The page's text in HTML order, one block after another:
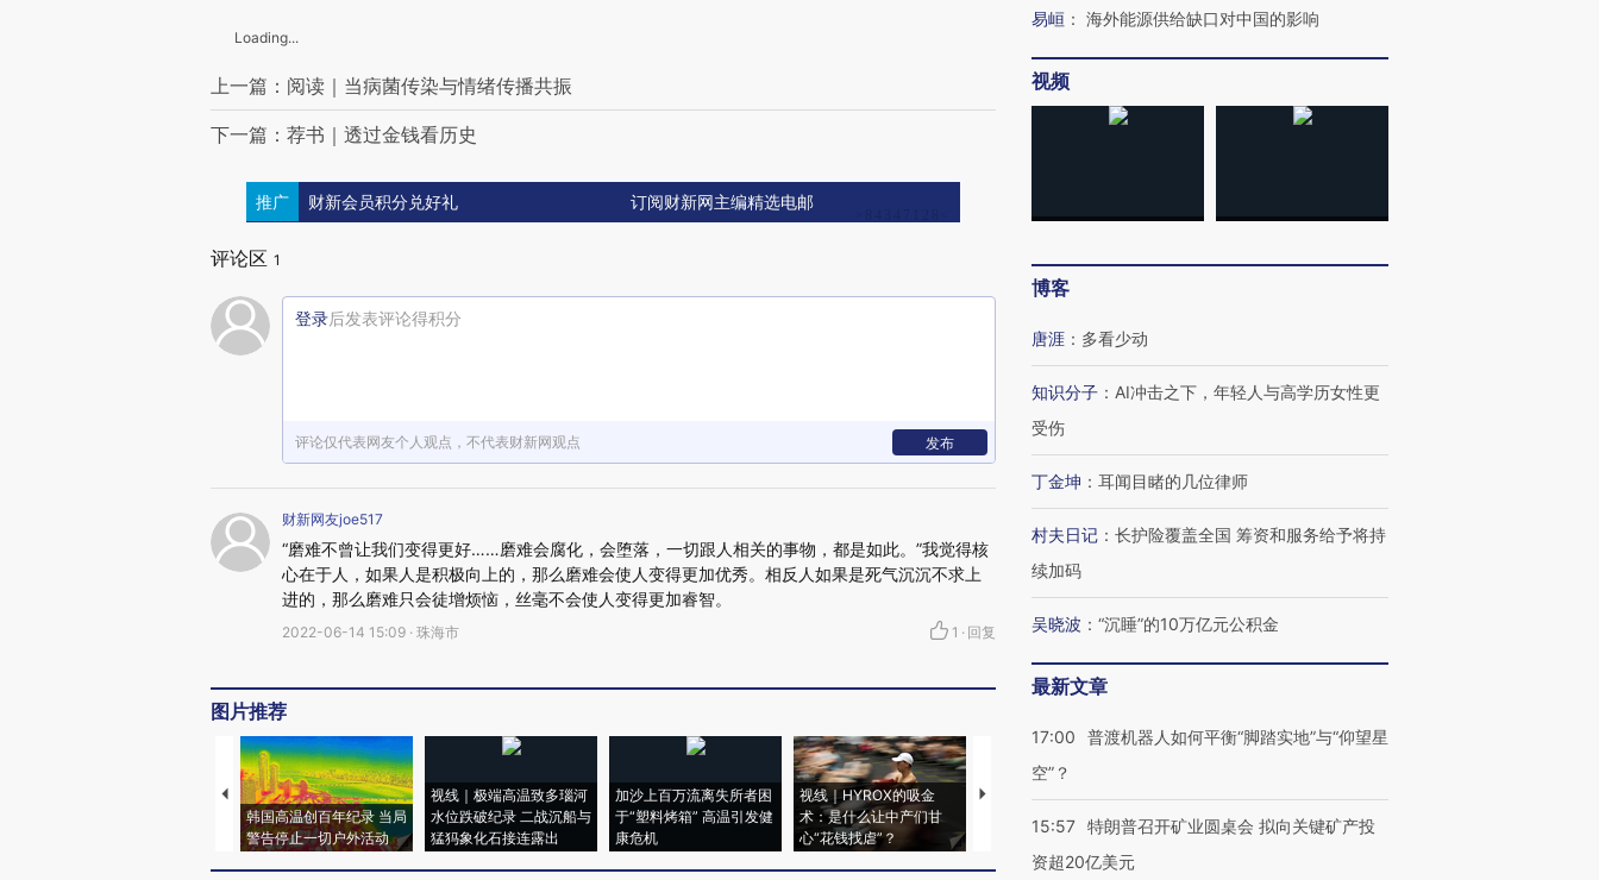
Loading...
上一篇：阅读｜当病菌传染与情绪传播共振
下一篇：荐书｜透过金钱看历史
推广 财新会员积分兑好礼 订阅财新网主编精选电邮
评论区 1
登录后发表评论得积分
评论仅代表网友个人观点，不代表财新网观点 发布
财新网友joe517
“磨难不曾让我们变得更好……磨难会腐化，会堕落，一切跟人相关的事物，都是如此。”我觉得核
心在于人，如果人是积极向上的，那么磨难会使人变得更加优秀。相反人如果是死气沉沉不求上
进的，那么磨难只会徒增烦恼，丝毫不会使人变得更加睿智。
2022-06-14 15:09 · 珠海市 1 · 回复
图片推荐
韩国高温创百年纪录 当局
警告停止一切户外活动
视线｜极端高温致多瑙河
水位跌破纪录 二战沉船与
猛犸象化石接连露出
加沙上百万流离失所者困
于“塑料烤箱” 高温引发健
康危机
视线｜HYROX的吸金
术：是什么让中产们甘
心“花钱找虐”？
马航飞行员跨国走私7万
粒摇头丸 尿检体内含3种
视线｜被称为“蟑螂”的印
度Z世代 用街头抗争将教
育部长拱下台
视线｜“入侵”还是“人道危
机”？难民潮撕裂西班牙
飞地休达
易峘 ： 海外能源供给缺口对中国的影响
视频
博客
唐涯 ： 多看少动
知识分子 ： AI冲击之下，年轻人与高学历女性更
受伤
丁金坤 ： 耳闻目睹的几位律师
村夫日记 ： 长护险覆盖全国 筹资和服务给予将持
续加码
吴晓波 ： “沉睡”的10万亿元公积金
最新文章
17:00
普渡机器人如何平衡“脚踏实地”与“仰望星
空”？
15:57 特朗普召开矿业圆桌会 拟向关键矿产投
资超20亿美元